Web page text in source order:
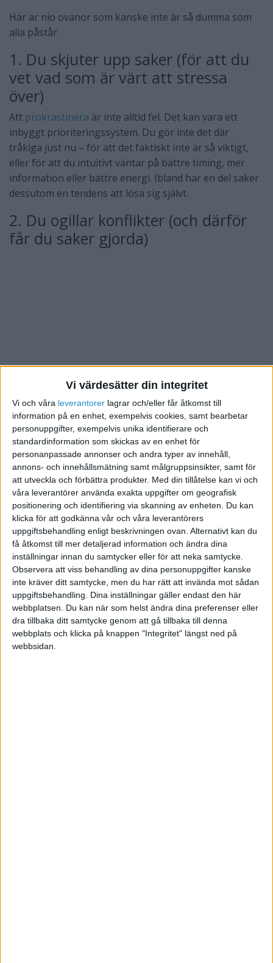
Vi värdesätter din integritet
Vi och våra leverantorer lagrar och/eller får åtkomst till
information på en enhet, exempelvis cookies, samt bearbetar
personuppgifter, exempelvis unika identifierare och
standardinformation som skickas av en enhet för
personanpassade annonser och andra typer av innehåll,
annons- och innehållsmätning samt målgruppsinsikter, samt för
att utveckla och förbättra produkter. Med din tillåtelse kan vi och
våra leverantörer använda exakta uppgifter om geografisk
positionering och identifiering via skanning av enheten. Du kan
klicka för att godkänna vår och våra leverantörers
uppgiftsbehandling enligt beskrivningen ovan. Alternativt kan du
få åtkomst till mer detaljerad information och ändra dina
inställningar innan du samtycker eller för att neka samtycke.
Observera att viss behandling av dina personuppgifter kanske
inte kräver ditt samtycke, men du har rätt att invända mot sådan
uppgiftsbehandling. Dina inställningar gäller endast den här
webbplatsen. Du kan när som helst ändra dina preferenser eller
dra tillbaka ditt samtycke genom att gå tillbaka till denna
webbplats och klicka på knappen "Integritet" längst ned på
webbsidan.
Här är nio ovanor som kanske inte är så dumma som
alla påstår.
1. Du skjuter upp saker (för att du
vet vad som är värt att stressa
över)
Att prokrastinera är inte alltid fel. Det kan vara ett
inbyggt prioriteringssystem. Du gör inte det där
tråkiga just nu – för att det faktiskt inte är så viktigt,
eller för att du intuitivt väntar på bättre timing, mer
information eller bättre energi. Ibland har en del saker
dessutom en tendens att lösa sig självt.
2. Du ogillar konflikter (och därför
får du saker gjorda)
Du undviker konfrontationer – inte för att du är feg,
utan för att du vet att destruktiv konflikt dränerar
team, dödar kreativitet och tar fokus från målet. Du
kompromissar smart, läser rummet, parerar med
fingertoppskänsla. Det är inte konflikträdsla, det är en
strategi.
3. Du har 100 idéer i huvudet –
samtidigt
Folk säger: ”Fokusera på en sak i taget.” Du tänker:
”Varför det?” Din idéspretighet är kanske inte ett
problem – det är din motor. Den ger dig